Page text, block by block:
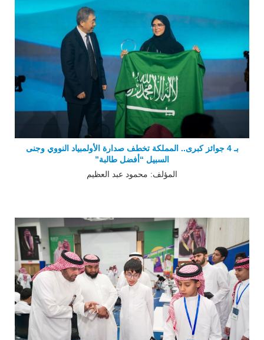
بـ 4 جوائز كبرى.. المملكة تخطف صدارة الأولمبياد النووي وجنى
السبيل “أفضل طالبة”
المؤلف: محمود عبد العظيم